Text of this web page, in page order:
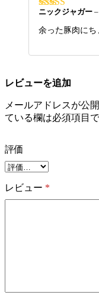
5段階中4
の評価
ニックジャガー –
余った豚肉にち
レビューを追加
メールアドレスが公
ている欄は必須項目
評価
レビュー *